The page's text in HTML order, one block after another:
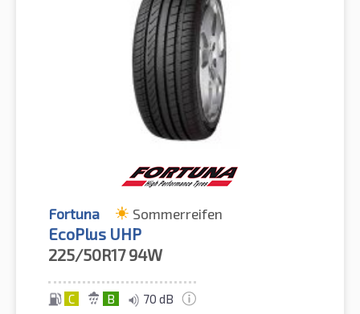
Fortuna Sommerreifen
EcoPlus UHP
225/50R17 94W
C B 70 dB